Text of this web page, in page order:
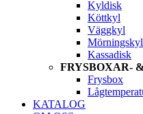
Kyldisk
Köttkyl
Väggkyl
Mörningskyl
Kassadisk
FRYSBOXAR-
Frysbox
KATALOG